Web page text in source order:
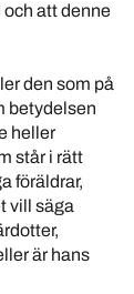
att denne
den som på
betydelsen
heller
står i rätt
föräldrar,
vill säga
är hans